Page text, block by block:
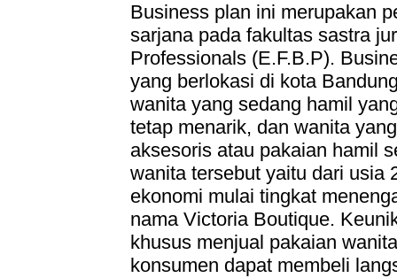
Business plan ini merupakan
sarjana pada fakultas sastra
Professionals (E.F.B.P).
yang berlokasi di kota
wanita yang sedang hamil
tetap menarik, dan wanita
aksesoris atau pakaian hamil
wanita tersebut yaitu dari usia
ekonomi mulai tingkat
nama Victoria Boutique.
khusus menjual pakaian
konsumen dapat membeli